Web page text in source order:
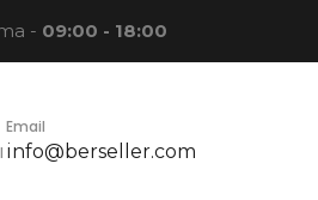
- 09:00 - 18:00
Email
info@berseller.com